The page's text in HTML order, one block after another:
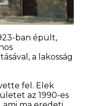
ban épült,
a lakosság
fel. Elek
az 1990-es